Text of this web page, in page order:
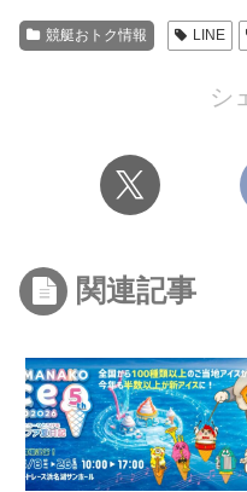
競艇おトク情報 LINE
シ
関連記事